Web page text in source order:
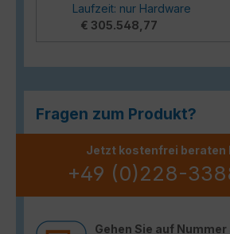
Laufzeit: nur Hardware
€ 305.548,77
Fragen zum Produkt?
Jetzt kostenfrei beraten
+49 (0)228-
Gehen Sie auf